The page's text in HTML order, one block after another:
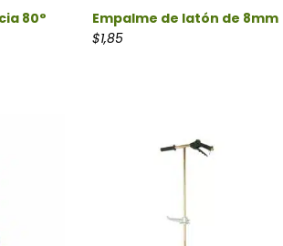
80°
Empalme de latón de 8mm
$1,85